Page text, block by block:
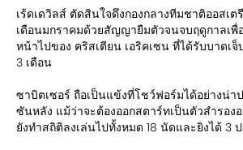
เร้ดเดวิลส์ ตัดสินใจดึงกองกลางทีมชาติออสเต
เดือนมกราคมด้วยสัญญายืมตัวจนจบฤดูกาลเพื่
หน้าไปของ คริสเตียน เอริคเซน ที่ได้รับบาดเ
3 เดือน
ซาบิตเซอร์ ถือเป็นแข้งที่โชว์ฟอร์มได้อย่างน่า
ซันหลัง แม้ว่าจะต้องออกสตาร์ทเป็นตัวสำรอง
ยังทำสถิติลงเล่นไปทั้งหมด 18 นัดและยิงได้ 3